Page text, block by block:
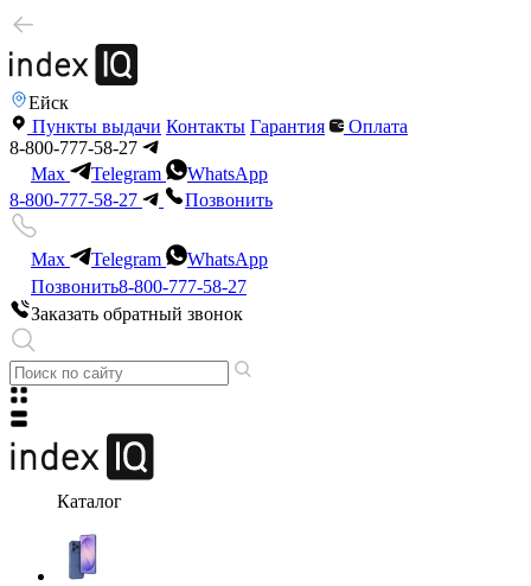
Ейск
Пункты выдачи Контакты Гарантия
Оплата
8-800-777-58-27
Max
Telegram
WhatsApp
8-800-777-58-27
Позвонить
Max Telegram
WhatsApp
Позвонить8-800-777-58-27
Заказать обратный звонок
Каталог